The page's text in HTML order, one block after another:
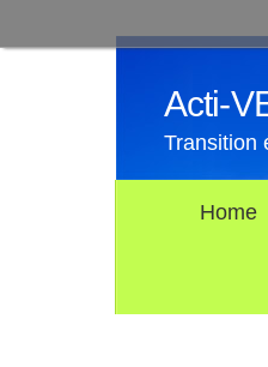
Passer
Acti-
Transition
Home